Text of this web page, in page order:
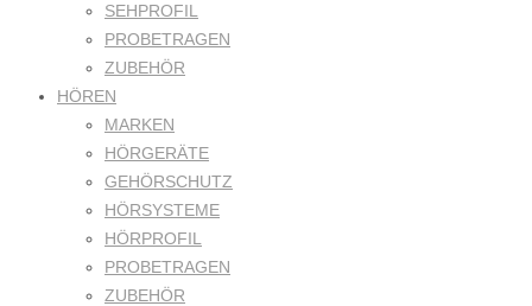
SEHPROFIL
PROBETRAGEN
ZUBEHÖR
HÖREN
MARKEN
HÖRGERÄTE
GEHÖRSCHUTZ
HÖRSYSTEME
HÖRPROFIL
PROBETRAGEN
ZUBEHÖR